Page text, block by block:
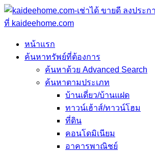
หน้าแรก
ค้นหาทรัพย์ที่ต้องการ
ค้นหาด้วย Advanced Search
ค้นหาตามประเภท
บ้านเดี่ยว/บ้านแฝด
ทาวน์เฮ้าส์/ทาวน์โฮม
ที่ดิน
คอนโดมิเนียม
อาคารพาณิชย์